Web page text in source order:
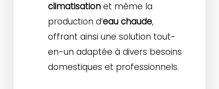
climatisation et même la
production d’eau chaude,
offrant ainsi une solution tout-
en-un adaptée à divers besoins
domestiques et professionnels.